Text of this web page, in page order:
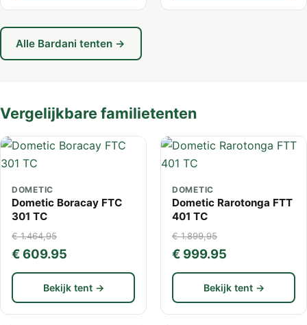
Alle Bardani tenten →
Vergelijkbare familietenten
DOMETIC
Dometic Boracay FTC
301 TC
€ 1.464,95
€ 609.95
Bekijk tent →
DOMETIC
Dometic Rarotonga FTT
401 TC
€ 1.899,95
€ 999.95
Bekijk tent →